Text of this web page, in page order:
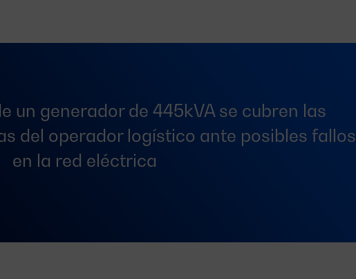
un generador de 445kVA se cubren las
del operador logístico ante posibles fallos
en la red eléctrica